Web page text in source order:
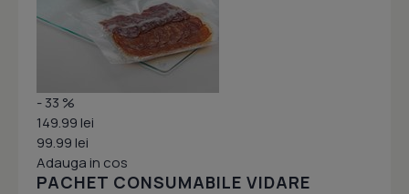
- 33 %
149.99 lei
99.99 lei
Adauga in cos
PACHET CONSUMABILE VIDARE